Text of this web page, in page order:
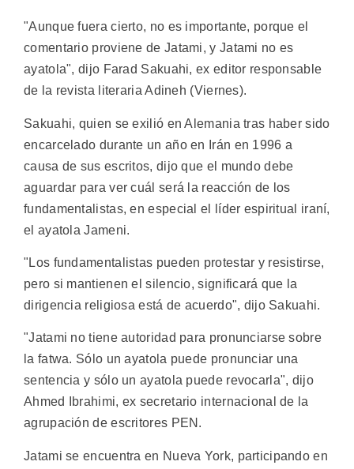
"Aunque fuera cierto, no es importante, porque el
comentario proviene de Jatami, y Jatami no es
ayatola", dijo Farad Sakuahi, ex editor responsable
de la revista literaria Adineh (Viernes).
Sakuahi, quien se exilió en Alemania tras haber sido
encarcelado durante un año en Irán en 1996 a
causa de sus escritos, dijo que el mundo debe
aguardar para ver cuál será la reacción de los
fundamentalistas, en especial el líder espiritual iraní,
el ayatola Jameni.
"Los fundamentalistas pueden protestar y resistirse,
pero si mantienen el silencio, significará que la
dirigencia religiosa está de acuerdo", dijo Sakuahi.
"Jatami no tiene autoridad para pronunciarse sobre
la fatwa. Sólo un ayatola puede pronunciar una
sentencia y sólo un ayatola puede revocarla", dijo
Ahmed Ibrahimi, ex secretario internacional de la
agrupación de escritores PEN.
Jatami se encuentra en Nueva York, participando en